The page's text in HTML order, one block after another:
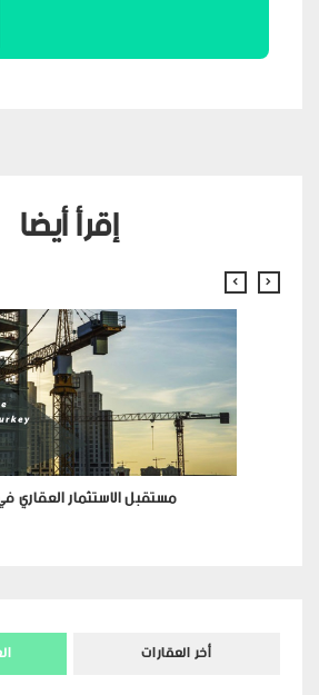
إقرأ أيضا
مستقبل الاستثمار العقاري
أخر العقارات